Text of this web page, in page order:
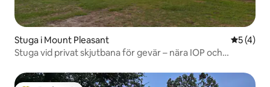
Stuga i Mount Pleasant 5 av 5 i
5 (4)
Stuga vid privat skjutbana för gevär – nära IOP och